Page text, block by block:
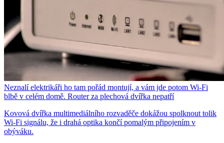
Neznalí elektrikáři ho tam pořád montují, a vám jde potom Wi-Fi
blbě v celém domě. Router za plechová dvířka nepatří
Kovová dvířka multimediálního rozvaděče dokážou spolknout tolik
Wi-Fi signálu, že i drahá optika končí pomalým připojením v
obýváku.